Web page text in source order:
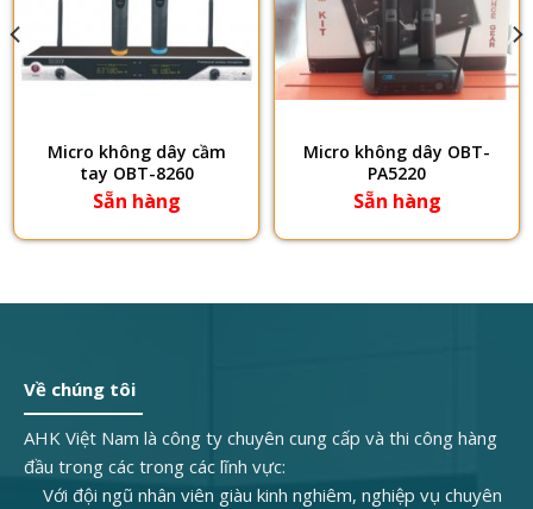
Micro không dây cầm
tay OBT-8260
Sẵn hàng
​Micro không dây OBT-
PA5220
Sẵn hàng
Về chúng tôi
AHK Việt Nam là công ty chuyên cung cấp và thi công hàng
đầu trong các trong các lĩnh vực:
Với đội ngũ nhân viên giàu kinh nghiêm, nghiệp vụ chuyên